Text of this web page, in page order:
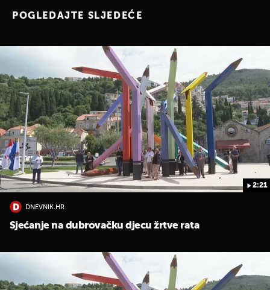
POGLEDAJTE SLJEDEĆE
2:21
DNEVNIK.HR
Sjećanje na dubrovačku djecu žrtve rata